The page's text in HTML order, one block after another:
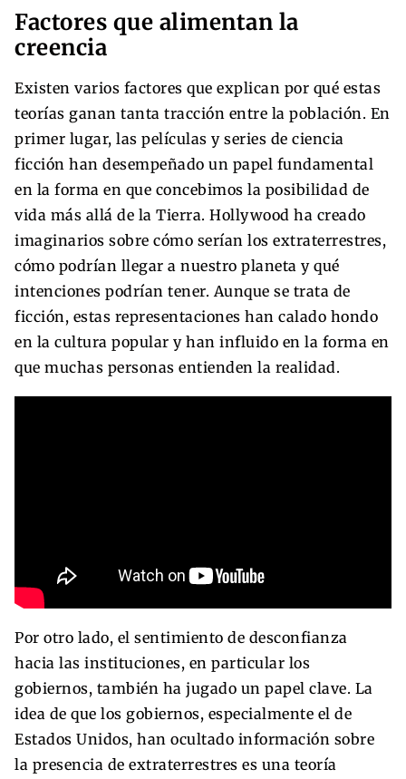
Factores que alimentan la
creencia
Existen varios factores que explican por qué estas
teorías ganan tanta tracción entre la población. En
primer lugar, las películas y series de ciencia
ficción han desempeñado un papel fundamental
en la forma en que concebimos la posibilidad de
vida más allá de la Tierra. Hollywood ha creado
imaginarios sobre cómo serían los extraterrestres,
cómo podrían llegar a nuestro planeta y qué
intenciones podrían tener. Aunque se trata de
ficción, estas representaciones han calado hondo
en la cultura popular y han influido en la forma en
que muchas personas entienden la realidad.
Por otro lado, el sentimiento de desconfianza
hacia las instituciones, en particular los
gobiernos, también ha jugado un papel clave. La
idea de que los gobiernos, especialmente el de
Estados Unidos, han ocultado información sobre
la presencia de extraterrestres es una teoría